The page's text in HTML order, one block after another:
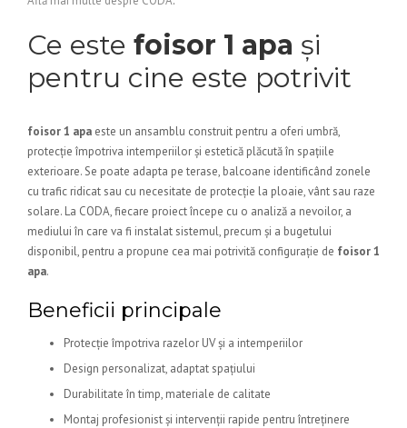
Ce este foisor 1 apa și
pentru cine este potrivit
foisor 1 apa este un ansamblu construit pentru a oferi umbră,
protecție împotriva intemperiilor și estetică plăcută în spațiile
exterioare. Se poate adapta pe terase, balcoane identificând zonele
cu trafic ridicat sau cu necesitate de protecție la ploaie, vânt sau raze
solare. La CODA, fiecare proiect începe cu o analiză a nevoilor, a
mediului în care va fi instalat sistemul, precum și a bugetului
disponibil, pentru a propune cea mai potrivită configurație de foisor 1
apa.
Beneficii principale
Protecție împotriva razelor UV și a intemperiilor
Design personalizat, adaptat spațiului
Durabilitate în timp, materiale de calitate
Montaj profesionist și intervenții rapide pentru întreținere